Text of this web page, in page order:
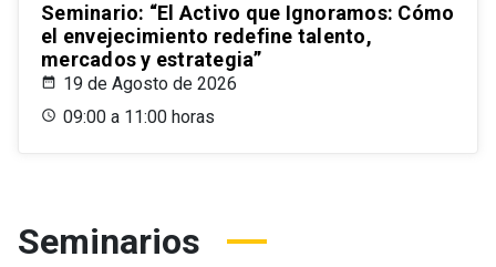
Seminario: “El Activo que Ignoramos: Cómo
el envejecimiento redefine talento,
mercados y estrategia”
19 de Agosto de 2026
09:00 a 11:00 horas
Seminarios